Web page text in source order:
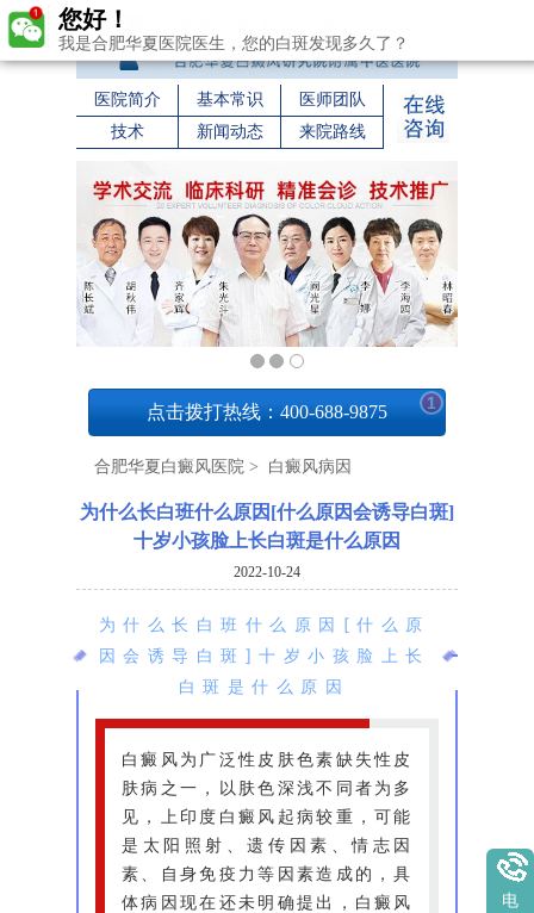
医院简介 基本常识
医师团队
技术
新闻动态 来院路线
点击拨打热线：400-688-9875 1
合肥华夏白癜风医院 > 白癜风病因
为什么长白班什么原因[什么原因会诱导白斑]
十岁小孩脸上长白斑是什么原因
2022-10-24
为什么长白班什么原因[什么原
因会诱导白斑]十岁小孩脸上长
白斑是什么原因
白癜风为广泛性皮肤色素缺失性皮
肤病之一，以肤色深浅不同者为多
见，上印度白癜风起病较重，可能
是太阳照射、遗传因素、情志因
素、自身免疫力等因素造成的，具
体病因现在还未明确提出，白癜风
您好！
我是合肥华夏医院医生，您的白斑发现多久了？
电